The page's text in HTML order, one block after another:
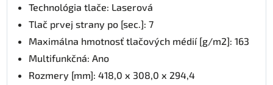
Technológia tlače: Laserová
Tlač prvej strany po [sec.]: 7
Maximálna hmotnosť tlačových médií [g/m2]: 163
Multifunkčná: Ano
Rozmery [mm]: 418,0 x 308,0 x 294,4